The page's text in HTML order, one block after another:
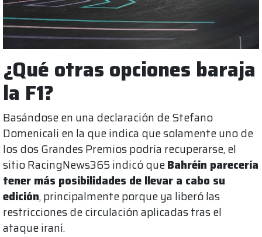
¿Qué otras opciones baraja
la F1?
Basándose en una declaración de Stefano
Domenicali en la que indica que solamente uno de
los dos Grandes Premios podría recuperarse, el
sitio RacingNews365 indicó queBahréin parecería
tener más posibilidades de llevar a cabo su
edición, principalmente porque ya liberó las
restricciones de circulación aplicadas tras el
ataque iraní.